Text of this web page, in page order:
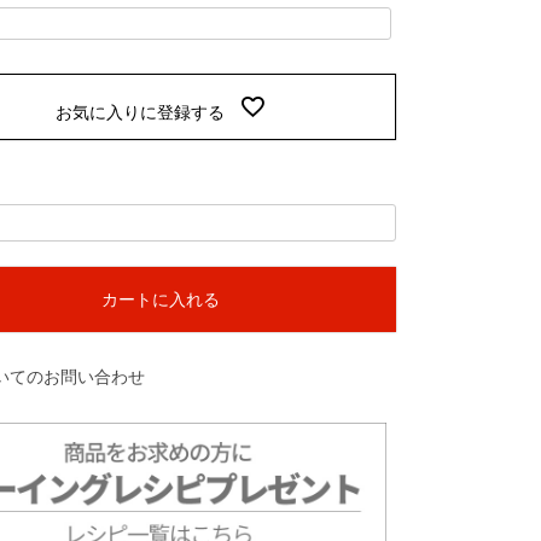
お気に入りに登録する
カートに入れる
てのお問い合わせ